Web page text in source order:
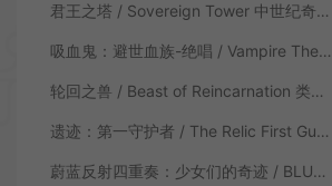
君王之塔 / Sovereign Tower 中世纪奇幻模拟RPG游戏
吸血鬼：避世血族-绝唱 / Vampire The Masquerade Swansong
轮回之兽 / Beast of Reincarnation 类魂硬核动作RPG游戏
遗迹：第一守护者 / The Relic First Guardian 类魂动作RPG游戏
蔚蓝反射四重奏：少女们的奇迹 / BLUE REFLECTION Quartet 卡通回合制RPG游戏